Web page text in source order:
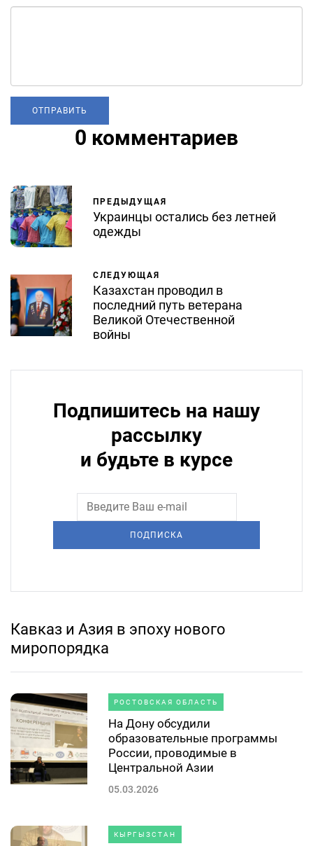
0 комментариев
ПРЕДЫДУЩАЯ
Украинцы остались без летней
одежды
СЛЕДУЮЩАЯ
Казахстан проводил в
последний путь ветерана
Великой Отечественной
войны
Подпишитесь на нашу
рассылку
и будьте в курсе
ПОДПИСКА
Кавказ и Азия в эпоху нового
миропорядка
РОСТОВСКАЯ ОБЛАСТЬ
На Дону обсудили
образовательные программы
России, проводимые в
Центральной Азии
05.03.2026
КЫРГЫЗСТАН